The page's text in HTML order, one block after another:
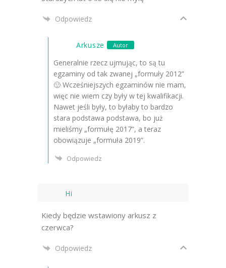
Odpowiedz
Arkusze Autor
Generalnie rzecz ujmując, to są tu
egzaminy od tak zwanej „formuły 2012”
🙂 Wcześniejszych egzaminów nie mam,
więc nie wiem czy były w tej kwalifikacji.
Nawet jeśli były, to byłaby to bardzo
stara podstawa podstawa, bo już
mieliśmy „formułę 2017”, a teraz
obowiązuje „formuła 2019”.
Odpowiedz
Hi
Kiedy będzie wstawiony arkusz z
czerwca?
Odpowiedz